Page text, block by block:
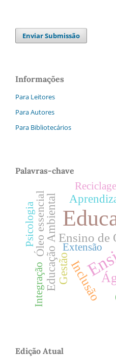
Enviar Submissão
Informações
Para Leitores
Para Autores
Para Bibliotecários
Palavras-chave
Inclusão
Ensino de
Educação AmbientalGestão
Óleo essencial
Psicologia
Extensão
Integração
Edição Atual